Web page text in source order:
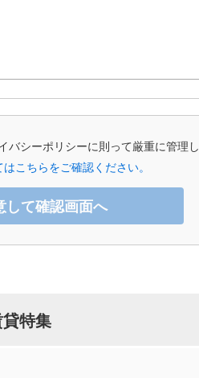
バシーポリシーに則って厳重に管理
こちらをご確認ください。
して確認画面へ
特集